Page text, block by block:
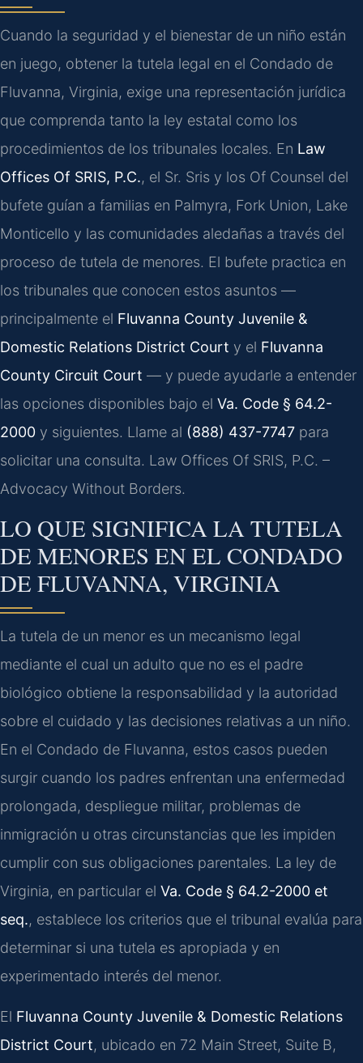
Cuando la seguridad y el bienestar de un niño están
en juego, obtener la tutela legal en el Condado de
Fluvanna, Virginia, exige una representación jurídica
que comprenda tanto la ley estatal como los
procedimientos de los tribunales locales. En Law
Offices Of SRIS, P.C., el Sr. Sris y los Of Counsel del
bufete guían a familias en Palmyra, Fork Union, Lake
Monticello y las comunidades aledañas a través del
proceso de tutela de menores. El bufete practica en
los tribunales que conocen estos asuntos —
principalmente el Fluvanna County Juvenile &
Domestic Relations District Court y el Fluvanna
County Circuit Court — y puede ayudarle a entender
las opciones disponibles bajo el Va. Code § 64.2-
2000 y siguientes. Llame al (888) 437-7747 para
solicitar una consulta. Law Offices Of SRIS, P.C. –
Advocacy Without Borders.
LO QUE SIGNIFICA LA TUTELA
DE MENORES EN EL CONDADO
DE FLUVANNA, VIRGINIA
La tutela de un menor es un mecanismo legal
mediante el cual un adulto que no es el padre
biológico obtiene la responsabilidad y la autoridad
sobre el cuidado y las decisiones relativas a un niño.
En el Condado de Fluvanna, estos casos pueden
surgir cuando los padres enfrentan una enfermedad
prolongada, despliegue militar, problemas de
inmigración u otras circunstancias que les impiden
cumplir con sus obligaciones parentales. La ley de
Virginia, en particular el Va. Code § 64.2-2000 et
seq., establece los criterios que el tribunal evalúa para
determinar si una tutela es apropiada y en
experimentado interés del menor.
El Fluvanna County Juvenile & Domestic Relations
District Court, ubicado en 72 Main Street, Suite B,